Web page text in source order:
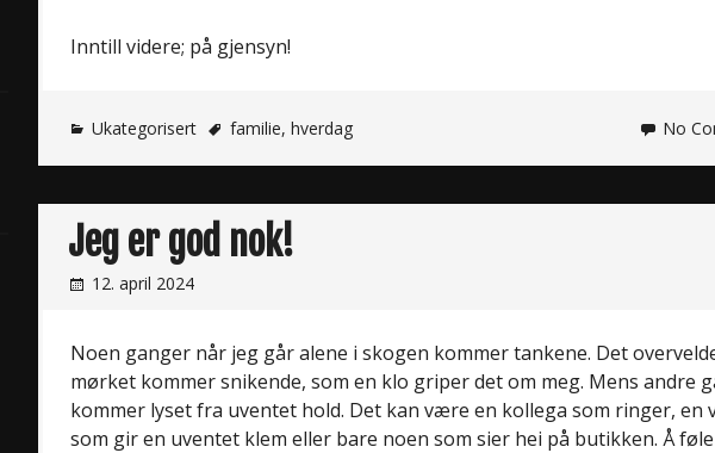
Inntill videre; på gjensyn!
Ukategorisert familie, hverdag No
Jeg er god nok!
12. april 2024
Noen ganger når jeg går alene i skogen kommer tankene. Det
mørket kommer snikende, som en klo griper det om meg. Mens andre
kommer lyset fra uventet hold. Det kan være en kollega som ringer, en
som gir en uventet klem eller bare noen som sier hei på butikken. Å